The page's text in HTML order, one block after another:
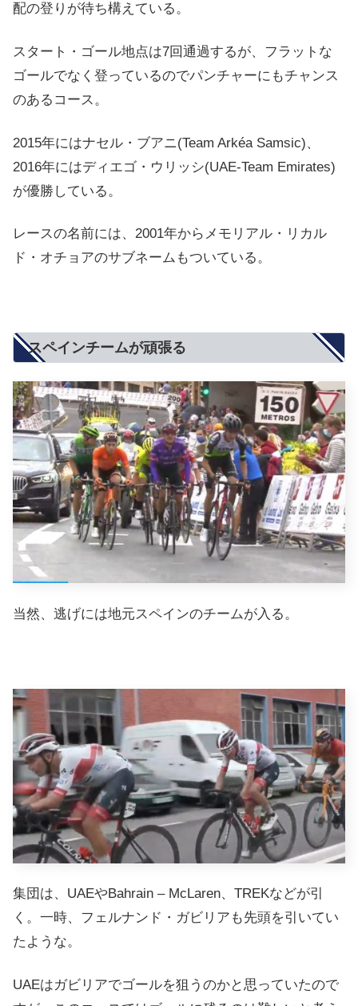
配の登りが待ち構えている。
スタート・ゴール地点は7回通過するが、フラットな
ゴールでなく登っているのでパンチャーにもチャンス
のあるコース。
2015年にはナセル・ブアニ(Team Arkéa Samsic)、
2016年にはディエゴ・ウリッシ(UAE-Team Emirates)
が優勝している。
レースの名前には、2001年からメモリアル・リカル
ド・オチョアのサブネームもついている。
スペインチームが頑張る
当然、逃げには地元スペインのチームが入る。
集団は、UAEやBahrain – McLaren、TREKなどが引
く。一時、フェルナンド・ガビリアも先頭を引いてい
たような。
UAEはガビリアでゴールを狙うのかと思っていたので